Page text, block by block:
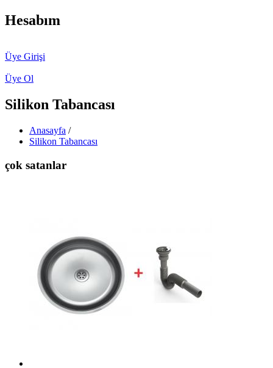
Hesabım
Üye Girişi
Üye Ol
Silikon Tabancası
Anasayfa /
Silikon Tabancası
çok satanlar